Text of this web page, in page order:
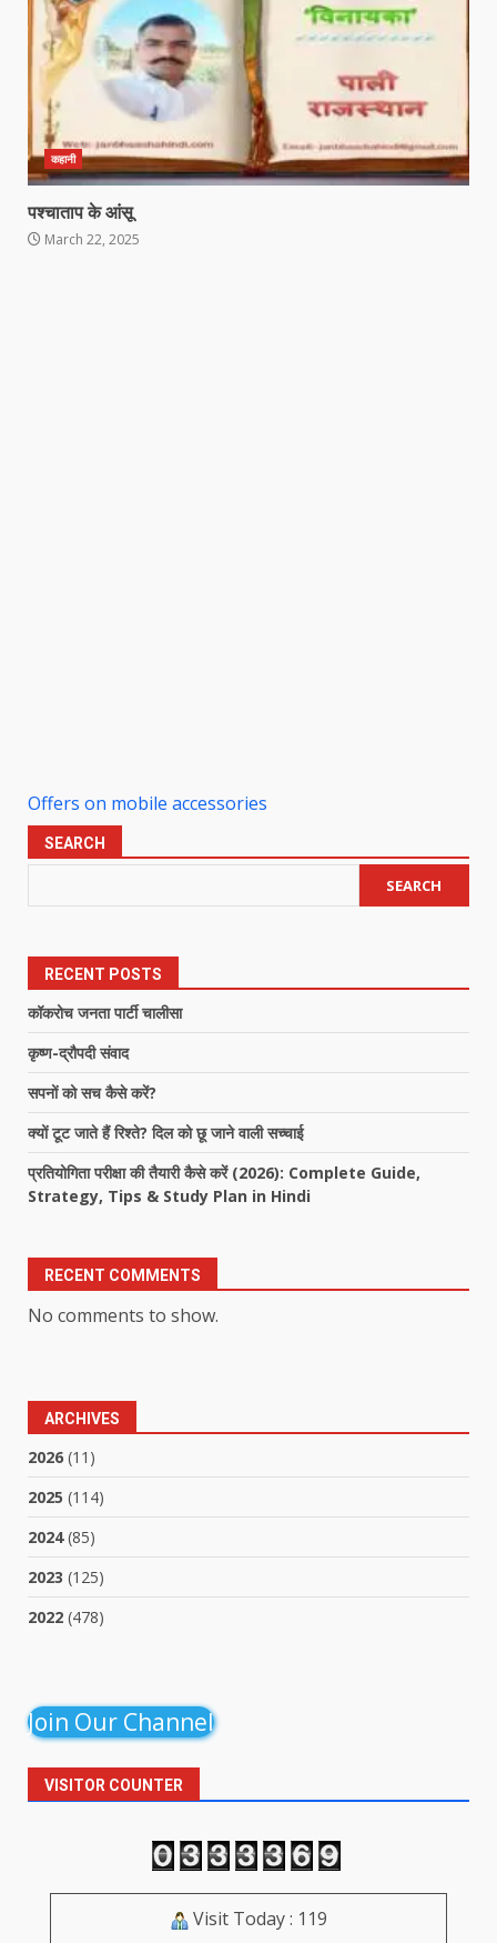
कहानी
पश्चाताप के आंसू
March 22, 2025
Offers on mobile accessories
SEARCH
SEARCH
RECENT POSTS
कॉकरोच जनता पार्टी चालीसा
कृष्ण-द्रौपदी संवाद
सपनों को सच कैसे करें?
क्यों टूट जाते हैं रिश्ते? दिल को छू जाने वाली सच्चाई
प्रतियोगिता परीक्षा की तैयारी कैसे करें (2026): Complete Guide,
Strategy, Tips & Study Plan in Hindi
RECENT COMMENTS
No comments to show.
ARCHIVES
2026 (11)
2025 (114)
2024(85)
2023 (125)
2022 (478)
Join Our Channel
VISITOR COUNTER
Visit Today : 119